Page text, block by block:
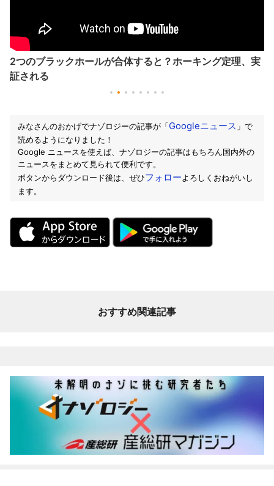
2つのブラックホールが合体すると？ホーキング定理、実
証される
みなさんのおかげでナゾロジーの記事が「Googleニュース 」で
読めるようになりました！
Google ニュースを使えば、ナゾロジーの記事はもちろん国内外の
ニュースをまとめて見られて便利です。
ボタンからダウンロード後は、ぜひフォローよろしくおねがいし
ます。
おすすめ関連記事